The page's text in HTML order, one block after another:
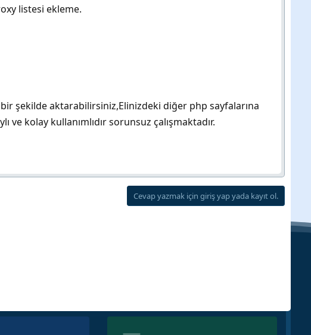
listesi ekleme.
şekilde aktarabilirsiniz,Elinizdeki diğer php sayfalarına
kolay kullanımlıdır sorunsuz çalışmaktadır.
Cevap yazmak için giriş yap yada kayıt ol.